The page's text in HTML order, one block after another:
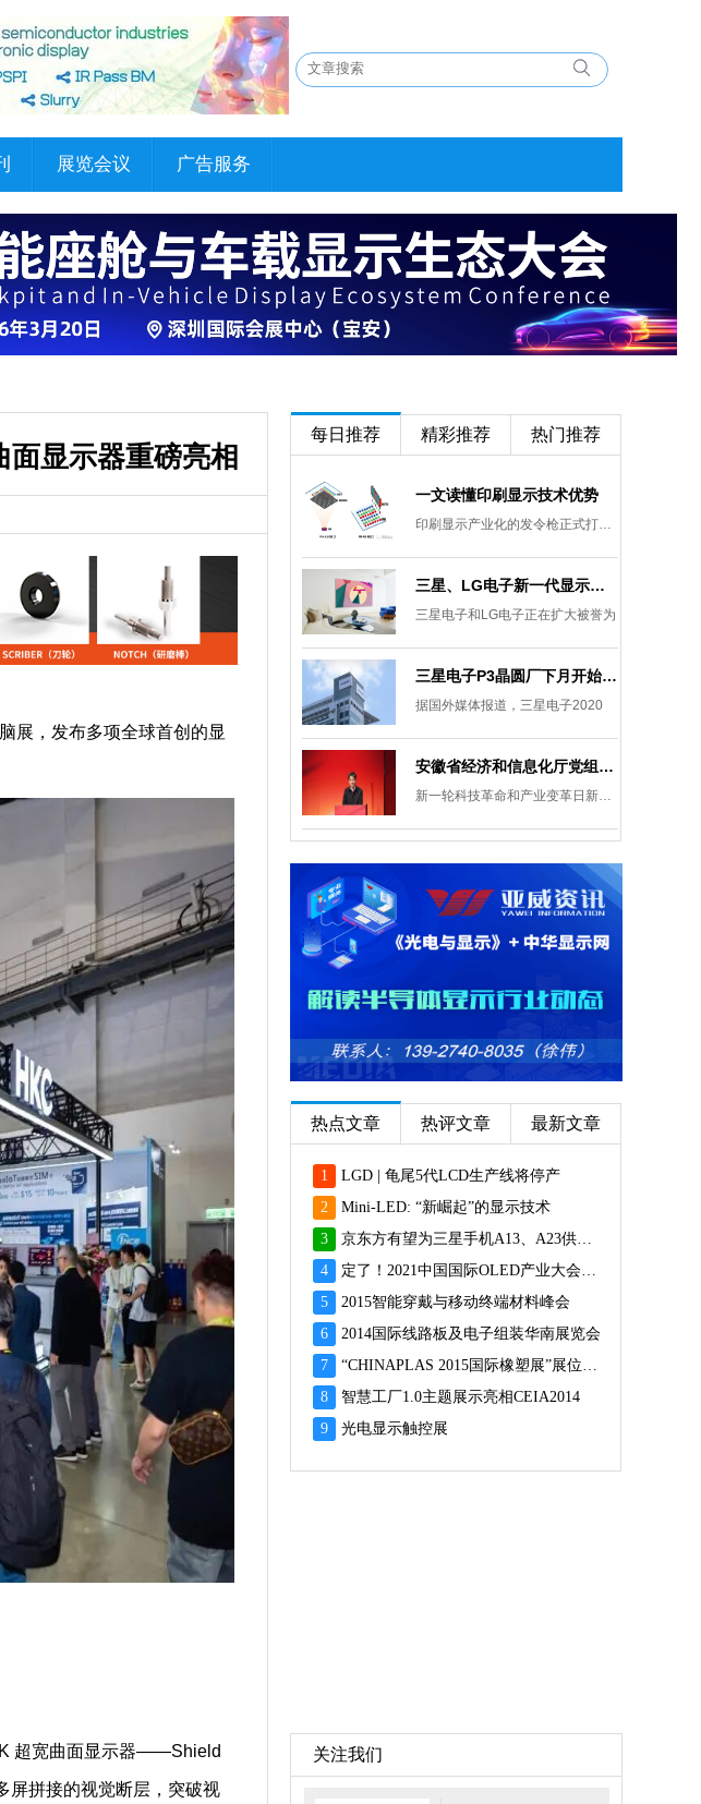
展览会议 广告服务
显示器重磅亮相
展，发布多项全球首创的显
超宽曲面显示器——Shield
屏拼接的视觉断层，突破视
每日推荐 精彩推荐 热门推荐
一文读懂印刷显示技术优势
印刷显示产业化的发令枪正式打响。
三星、LG电子新一代显示发展目标：集中扩大Micro LED 应用产品线
三星电子和LG电子正在扩大被誉为
三星电子P3晶圆厂下月开始安装设备，计划下半年建成
据国外媒体报道，三星电子2020
安徽省经济和信息化厅党组成员、副厅长柯文斌：掌握显示技术发展主动权 打造新型显示产业制造集群
新一轮科技革命和产业变革日新月异
热点文章 热评文章 最新文章
1
LGD | 龟尾5代LCD生产线将停产
2
Mini-LED: “新崛起”的显示技术
3
京东方有望为三星手机A13、A23供应面板
4
定了！2021中国国际OLED产业大会12月重磅启幕
5
2015智能穿戴与移动终端材料峰会
6
2014国际线路板及电子组装华南展览会
7
“CHINAPLAS 2015国际橡塑展”展位预订火爆 彰显橡塑业乐观前景
8
智慧工厂1.0主题展示亮相CEIA2014
9
光电显示触控展
关注我们